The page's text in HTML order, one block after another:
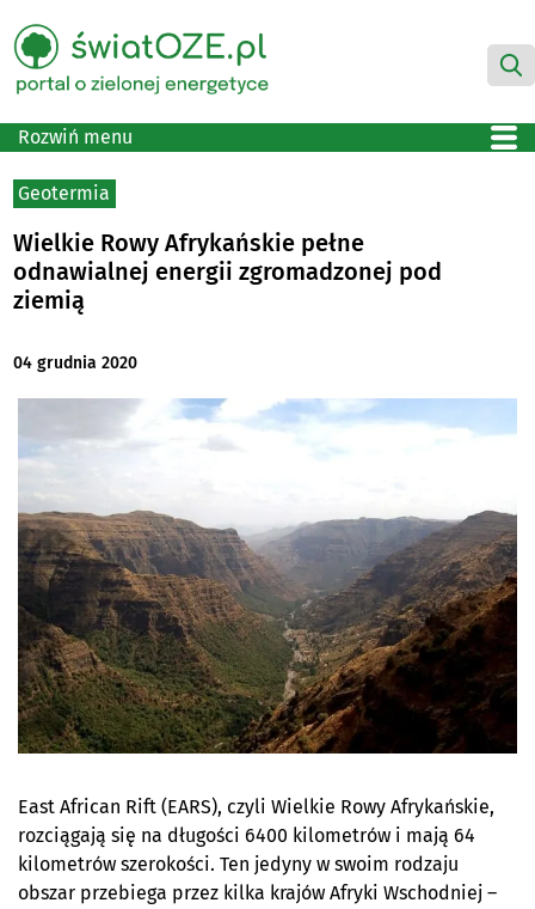
Rozwiń menu
Geotermia
Wielkie Rowy Afrykańskie pełne
odnawialnej energii zgromadzonej pod
ziemią
04 grudnia 2020
East African Rift (EARS), czyli Wielkie Rowy Afrykańskie,
rozciągają się na długości 6400 kilometrów i mają 64
kilometrów szerokości. Ten jedyny w swoim rodzaju
obszar przebiega przez kilka krajów Afryki Wschodniej –